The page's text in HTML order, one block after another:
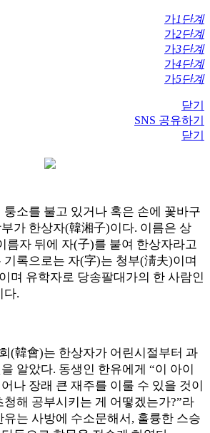
가1단계
가2단계
가3단계
가4단계
가5단계
닫기
SNS 공유하기
닫기
소를 불고 있거나 혹은 손에 꽃바구
가 한상자(韓湘子)이다. 이름은 상
름자 뒤에 자(子)를 붙여 한상자라고
기록으로는 자(字)는 청부(淸夫)이며
며 유학자로 당송팔대가의 한 사람인
다.
(韓會)는 한상자가 어린시절부터 과
알았다. 동생인 한유에게 “이 아이
나 장래 큰 재주를 이룰 수 있을 것이
청해 공부시키는 게 어떻겠는가?”라
유는 사방에 수소문해서, 훌륭한 스승